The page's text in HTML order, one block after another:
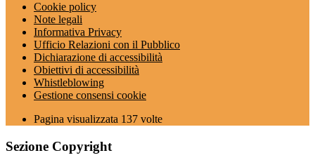
Cookie policy
Note legali
Informativa Privacy
Ufficio Relazioni con il Pubblico
Dichiarazione di accessibilità
Obiettivi di accessibilità
Whistleblowing
Gestione consensi cookie
Pagina visualizzata 137 volte
Sezione Copyright